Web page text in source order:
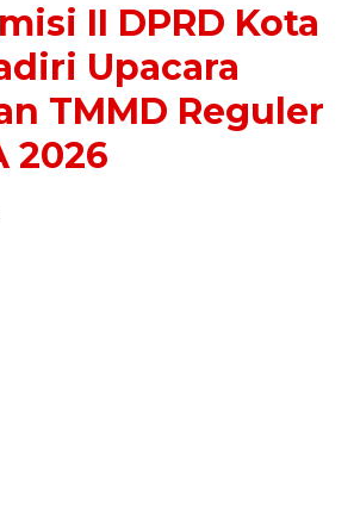
II DPRD Kota
Upacara
TMMD Reguler
2026